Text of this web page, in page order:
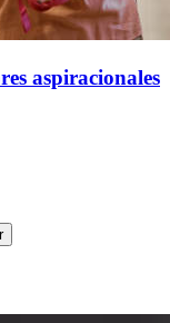
aspiracionales